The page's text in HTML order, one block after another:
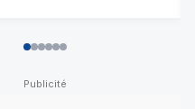
012345